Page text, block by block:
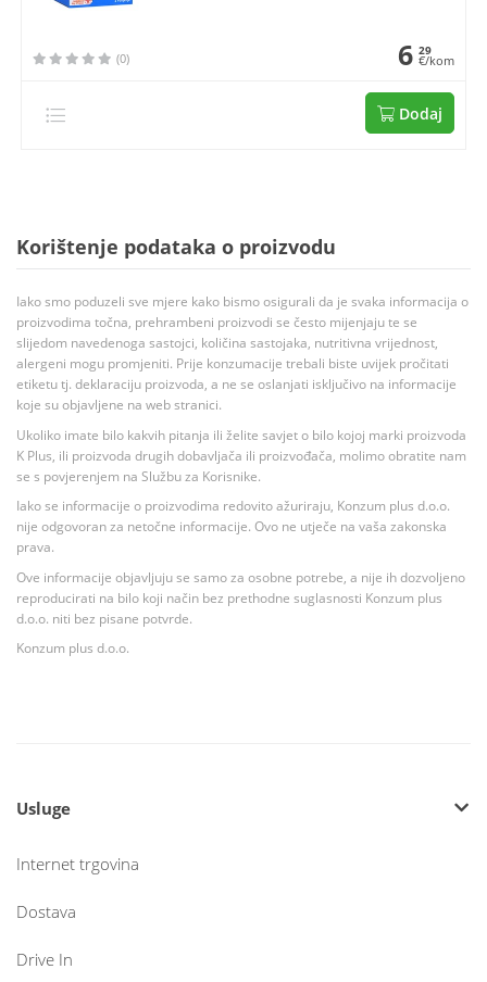
(0) 6 29
€/kom
Dodaj
Korištenje podataka o proizvodu
Iako smo poduzeli sve mjere kako bismo osigurali da je svaka informacija o
proizvodima točna, prehrambeni proizvodi se često mijenjaju te se
slijedom navedenoga sastojci, količina sastojaka, nutritivna vrijednost,
alergeni mogu promjeniti. Prije konzumacije trebali biste uvijek pročitati
etiketu tj. deklaraciju proizvoda, a ne se oslanjati isključivo na informacije
koje su objavljene na web stranici.
Ukoliko imate bilo kakvih pitanja ili želite savjet o bilo kojoj marki proizvoda
K Plus, ili proizvoda drugih dobavljača ili proizvođača, molimo obratite nam
se s povjerenjem na Službu za Korisnike.
Iako se informacije o proizvodima redovito ažuriraju, Konzum plus d.o.o.
nije odgovoran za netočne informacije. Ovo ne utječe na vaša zakonska
prava.
Ove informacije objavljuju se samo za osobne potrebe, a nije ih dozvoljeno
reproducirati na bilo koji način bez prethodne suglasnosti Konzum plus
d.o.o. niti bez pisane potvrde.
Konzum plus d.o.o.
Usluge
Internet trgovina
Dostava
Drive In